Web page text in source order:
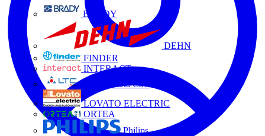
BRADY
DEHN
FINDER
INTERACT
La Triveneta Cavi
LOVATO ELECTRIC
ORTEA
Philips